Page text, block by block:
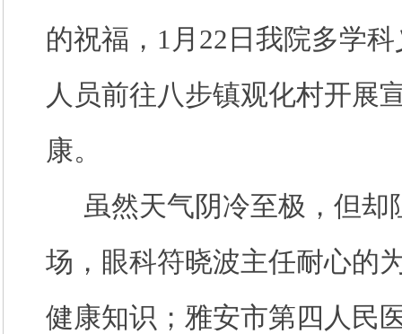
的祝福， 1月22日我院多学
人员前往八步镇观化村开展
康。
虽然天气阴冷至极，但
场，眼科符晓波主任耐心的
健康知识；雅安市第四人民